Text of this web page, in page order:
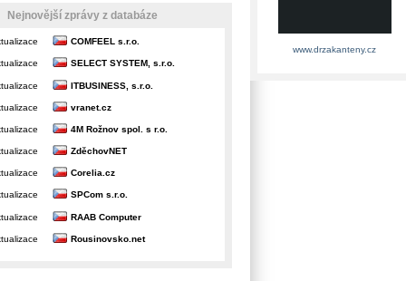
Nejnovější zprávy z databáze
COMFEEL s.r.o.
SELECT SYSTEM, s.r.o.
ITBUSINESS, s.r.o.
vranet.cz
4M Rožnov spol. s r.o.
ZděchovNET
Corelia.cz
SPCom s.r.o.
RAAB Computer
Rousinovsko.net
www.drzakanteny.cz